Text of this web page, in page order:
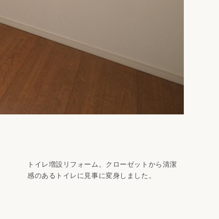
トイレ増設リフォーム。クローゼットから清潔
感のあるトイレに見事に変身しました。